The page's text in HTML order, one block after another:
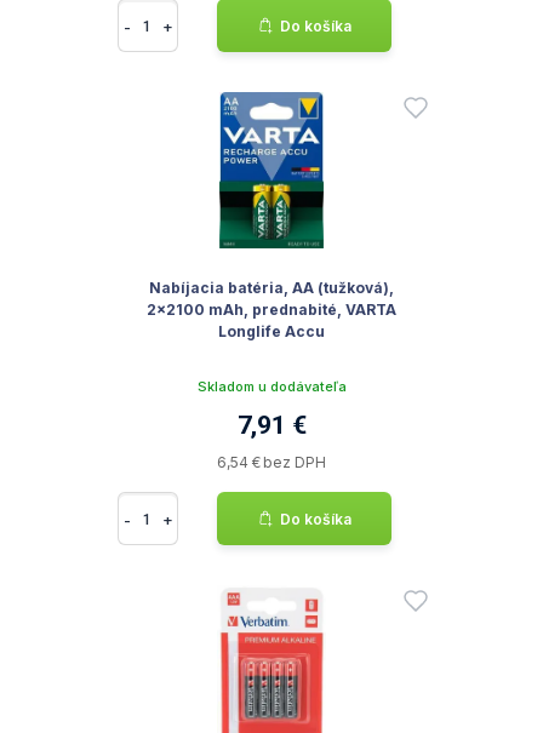
- + Do košíka
Nabíjacia batéria, AA (tužková),
2x2100 mAh, prednabité, VARTA
Longlife Accu
Skladom u dodávateľa
7,91 €
6,54 € bez DPH
- + Do košíka